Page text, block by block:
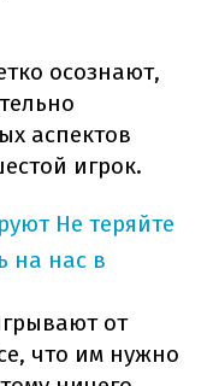
осознают,
аспектов
игрок.
Не теряйте
на нас в
от
что им нужно